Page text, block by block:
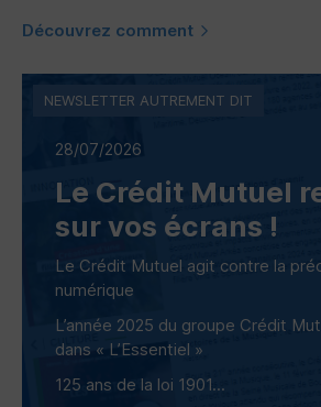
Découvrez comment
28/07/2026
Le Crédit Mutuel
sur vos écrans !
Le Crédit Mutuel agit contre la
numérique
L’année 2025 du groupe Crédit
dans « L’Essentiel »
125 ans de la loi 1901...
NEWSLETTER AUTREMENT DIT